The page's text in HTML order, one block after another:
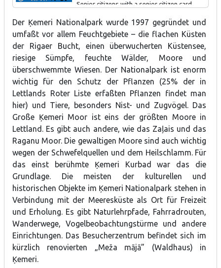
Senior citizens with a senior citizen card
5% discount during the season.
Please contact Inese Jansone on +371-2913-5543,
ineta.mobil@gmail.com, or www.celoarinetu.lv.
Der Ķemeri Nationalpark wurde 1997 gegründet und
umfaßt vor allem Feuchtgebiete – die flachen Küsten
der Rigaer Bucht, einen überwucherten Küstensee,
riesige Sümpfe, feuchte Wälder, Moore und
überschwemmte Wiesen. Der Nationalpark ist enorm
wichtig für den Schutz der Pflanzen (25% der in
Lettlands Roter Liste erfaßten Pflanzen findet man
hier) und Tiere, besonders Nist- und Zugvögel. Das
Große Ķemeri Moor ist eins der größten Moorein
Lettland. Es gibt auch andere, wie das Zaļais und das
Raganu Moor. Die gewaltigen Moore sind auch wichtig
wegen der Schwefelquellen und dem Heilschlamm. Für
das einst berühmte Ķemeri Kurbad war das die
Grundlage. Die meisten der kulturellen und
historischen Objekte im Ķemeri Nationalpark stehen in
Verbindung mit der Meeresküste als Ort für Freizeit
und Erholung. Es gibt Naturlehrpfade, Fahrradrouten,
Wanderwege, Vogelbeobachtungstürme und andere
Einrichtungen. Das Besucherzentrum befindet sich im
kürzlich renovierten „Meža mājā” (Waldhaus) in
Ķemeri.